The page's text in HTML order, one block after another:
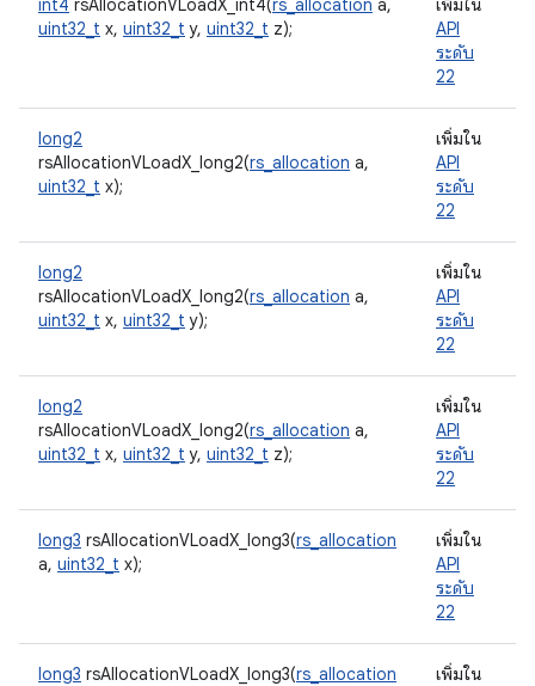
int4 rsAllocationVLoadX_int4(rs_allocation a,
uint32_t x, uint32_t y, uint32_t z);
เพิ่มใน
API
ระดับ
22
long2
rsAllocationVLoadX_long2(rs_allocation a,
uint32_t x);
เพิ่มใน
API
ระดับ
22
long2
rsAllocationVLoadX_long2(rs_allocation a,
uint32_t x, uint32_t y);
เพิ่มใน
API
ระดับ
22
long2
rsAllocationVLoadX_long2(rs_allocation a,
uint32_t x, uint32_t y, uint32_t z);
เพิ่มใน
API
ระดับ
22
long3 rsAllocationVLoadX_long3(rs_allocation
a, uint32_t x);
เพิ่มใน
API
ระดับ
22
long3 rsAllocationVLoadX_long3(rs_allocation
เพิ่มใน